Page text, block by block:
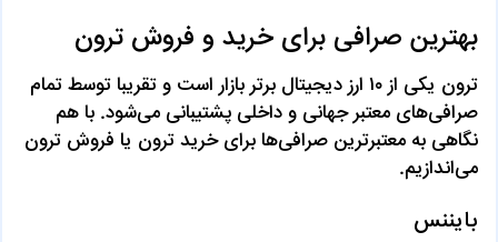
بهترین صرافی برای خرید و فروش ترون
ترون یکی از ۱۰ ارز دیجیتال برتر بازار است و تقریبا توسط تمام
صرافی‌های معتبر جهانی و داخلی پشتیبانی می‌شود. با هم
نگاهی به معتبرترین صرافی‌ها برای خرید ترون یا فروش ترون
می‌اندازیم.
بایننس